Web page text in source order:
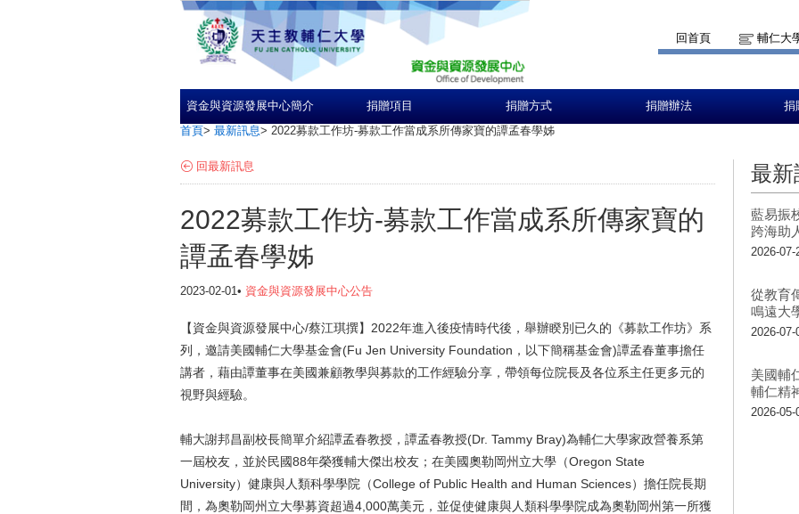
回首頁 輔仁大
資金與資源發展中心簡介 捐贈項目 捐贈方式 捐贈辦法 捐
首頁> 最新訊息> 2022募款工作坊-募款工作當成系所傳家寶的譚孟春學姊
回最新訊息
2022募款工作坊-募款工作當成系所傳家寶的
譚孟春學姊
2023-02-01• 資金與資源發展中心公告
【資金與資源發展中心/蔡江琪撰】2022年進入後疫情時代後，舉辦睽別已久的《募款工作坊》系
列，邀請美國輔仁大學基金會(Fu Jen University Foundation，以下簡稱基金會)譚孟春董事擔任
講者，藉由譚董事在美國兼顧教學與募款的工作經驗分享，帶領每位院長及各位系主任更多元的
視野與經驗。
輔大謝邦昌副校長簡單介紹譚孟春教授，譚孟春教授(Dr. Tammy Bray)為輔仁大學家政營養系第
一屆校友，並於民國88年榮獲輔大傑出校友；在美國奧勒岡州立大學（Oregon State
University）健康與人類科學學院（College of Public Health and Human Sciences）擔任院長期
間，為奧勒岡州立大學募資超過4,000萬美元，並促使健康與人類科學學院成為奧勒岡州第一所獲
最新
藍易振
跨海助
2026-07-
從教育
鳴遠大
2026-07-
美國輔
輔仁精
2026-05-